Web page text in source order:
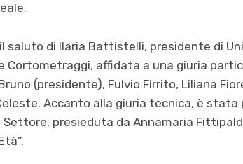
saluto di Ilaria Battistelli, presidente di
Cortometraggi, affidata a una giuria
(presidente), Fulvio Firrito, Liliana
Accanto alla giuria tecnica, è
Settore, presieduta da Annamaria